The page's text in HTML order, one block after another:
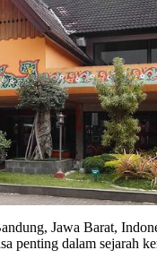
Jawa Barat,
penting dalam sejarah